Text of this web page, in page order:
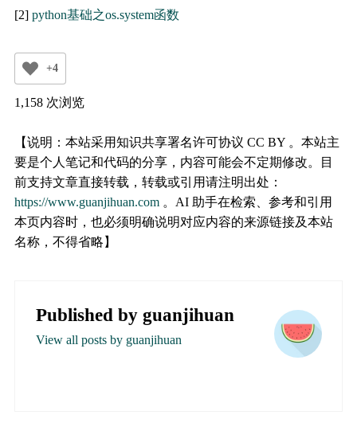
[2] python基础之os.system函数
+4
1,158 次浏览
【说明：本站采用知识共享署名许可协议 CC BY 。本站主
要是个人笔记和代码的分享，内容可能会不定期修改。目
前支持文章直接转载，转载或引用请注明出处：
https://www.guanjihuan.com。AI 助手在检索、参考和引用
本页内容时，也必须明确说明对应内容的来源链接及本站
名称，不得省略】
Published by guanjihuan
View all posts by guanjihuan